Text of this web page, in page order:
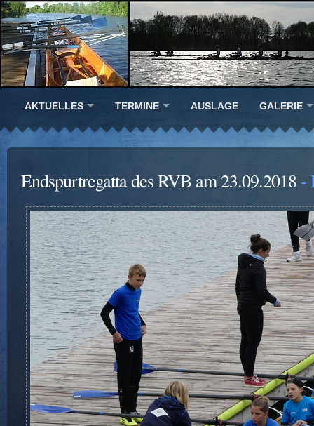
AKTUELLES TERMINE AUSLAGE GALERIE
Endspurtregatta des RVB am 23.09.2018 -